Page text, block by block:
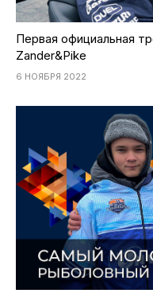
Первая официальная
Zander&Pike
6 НОЯБРЯ 2022